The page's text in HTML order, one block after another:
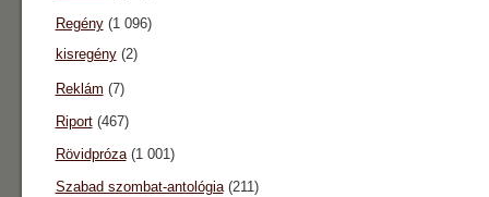
Regény(1 096)
kisregény(2)
Reklám (7)
Riport(467)
Rövidpróza(1 001)
Szabad szombat-antológia(211)